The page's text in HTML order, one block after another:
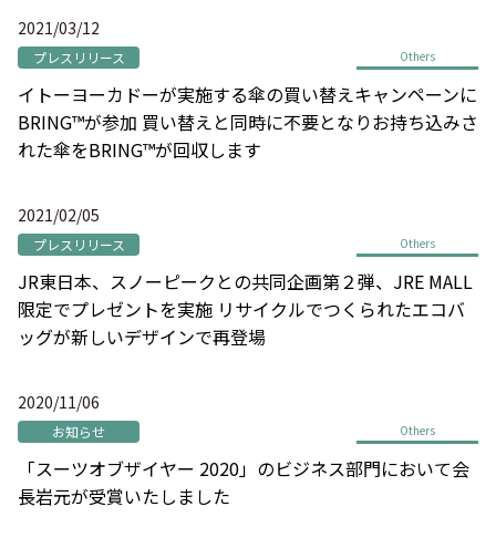
2021/03/12
プレスリリース Others
イトーヨーカドーが実施する傘の買い替えキャンペーンに
BRING™が参加 買い替えと同時に不要となりお持ち込みさ
れた傘をBRING™が回収します
2021/02/05
プレスリリース Others
JR東日本、スノーピークとの共同企画第２弾、JRE MALL
限定でプレゼントを実施 リサイクルでつくられたエコバ
ッグが新しいデザインで再登場
2020/11/06
お知らせ Others
「スーツオブザイヤー 2020」のビジネス部門において会
長岩元が受賞いたしました